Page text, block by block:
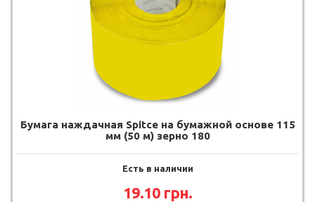
Бумага наждачная Spitce на бумажной основе 115
мм (50 м) зерно 180
Есть в наличии
19.10 грн.